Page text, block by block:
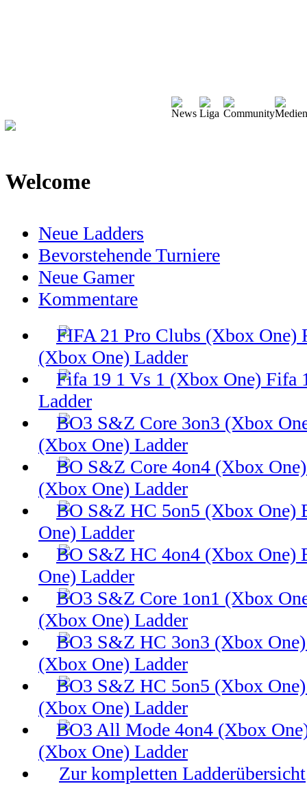
Welcome
Neue Ladders
Bevorstehende Turniere
Neue Gamer
Kommentare
(Xbox One) Ladder
Fifa
Ladder
(Xbox One) Ladder
(Xbox One) Ladder
One) Ladder
One) Ladder
(Xbox One) Ladder
(Xbox One) Ladder
(Xbox One) Ladder
(Xbox One) Ladder
Zur kompletten Ladderübersicht